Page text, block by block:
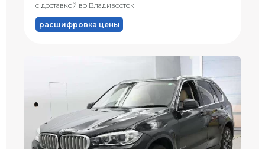
с доставкой во Владивосток
расшифровка цены